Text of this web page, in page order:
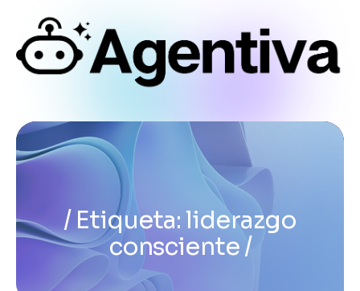
Etiqueta: liderazgo
consciente